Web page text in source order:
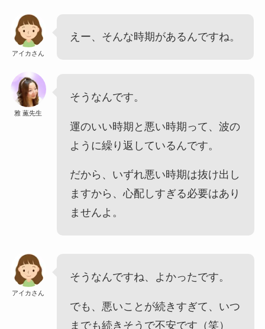
アイカさん
えー、そんな時期があるんですね。
雅 薫先生
そうなんです。
運のいい時期と悪い時期って、波の
ように繰り返しているんです。
だから、いずれ悪い時期は抜け出し
ますから、心配しすぎる必要はあり
ませんよ。
アイカさん
そうなんですね、よかったです。
でも、悪いことが続きすぎて、いつ
までも続きそうで不安です（笑）